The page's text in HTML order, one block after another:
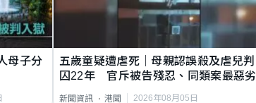
母子分
五歲童疑遭虐死｜母親認誤殺及虐兒判
囚22年 官斥被告殘忍、同類案最惡劣
新聞資訊 港聞 2026年08月05日